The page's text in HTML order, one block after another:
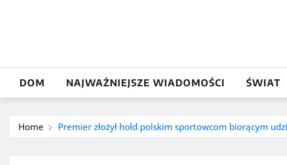
DOM NAJWAŻNIEJSZE WIADOMOŚCI ŚWIAT
Home Premier złożył hołd polskim sportowcom biorącym